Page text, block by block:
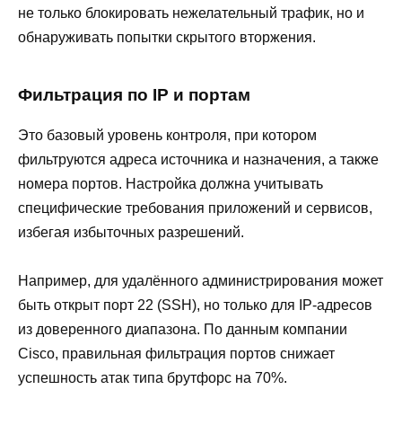
не только блокировать нежелательный трафик, но и
обнаруживать попытки скрытого вторжения.
Фильтрация по IP и портам
Это базовый уровень контроля, при котором
фильтруются адреса источника и назначения, а также
номера портов. Настройка должна учитывать
специфические требования приложений и сервисов,
избегая избыточных разрешений.
Например, для удалённого администрирования может
быть открыт порт 22 (SSH), но только для IP-адресов
из доверенного диапазона. По данным компании
Cisco, правильная фильтрация портов снижает
успешность атак типа брутфорс на 70%.